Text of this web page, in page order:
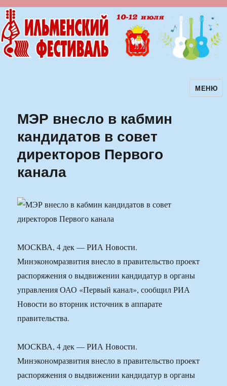
Ильменский фестиваль авторскойМЕНЮ
МЭР внесло в кабмин
кандидатов в совет
директоров Первого
канала
МОСКВА, 4 дек — РИА Новости.
Минэкономразвития внесло в правительство проект
распоряжения о выдвижении кандидатур в органы
управления ОАО «Первый канал», сообщил РИА
Новости во вторник источник в аппарате
правительства.
МОСКВА, 4 дек — РИА Новости.
Минэкономразвития внесло в правительство проект
распоряжения о выдвижении кандидатур в органы